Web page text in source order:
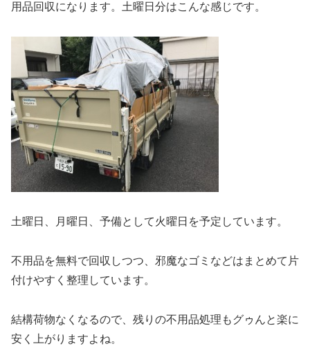
用品回収になります。土曜日分はこんな感じです。
土曜日、月曜日、予備として火曜日を予定しています。
不用品を無料で回収しつつ、邪魔なゴミなどはまとめて片
付けやすく整理しています。
結構荷物なくなるので、残りの不用品処理もグゥんと楽に
安く上がりますよね。